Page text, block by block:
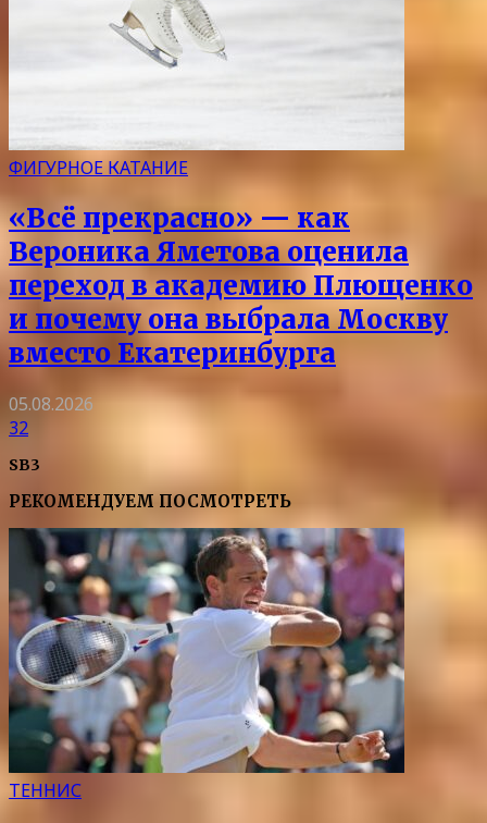
ФИГУРНОЕ КАТАНИЕ
«Всё прекрасно» — как
Вероника Яметова оценила
переход в академию Плющенко
и почему она выбрала Москву
вместо Екатеринбурга
05.08.2026
32
SB3
РЕКОМЕНДУЕМ ПОСМОТРЕТЬ
ТЕННИС